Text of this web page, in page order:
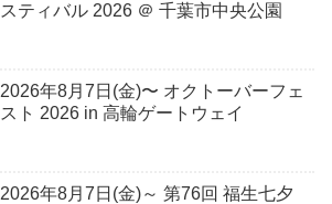
スティバル 2026 ＠ 千葉市中央公園
2026年8月7日(金)〜 オクトーバーフェ
スト 2026 in 高輪ゲートウェイ
2026年8月7日(金)～ 第76回 福生七夕